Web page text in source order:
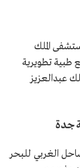
1982م باسم "مستشفى الملك
طبية تطويرية
عبدالعزيز
جدة
الغربي للبحر